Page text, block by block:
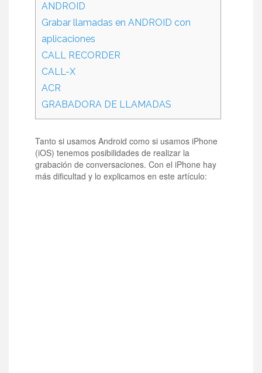
ANDROID
Grabar llamadas en ANDROID con
aplicaciones
CALL RECORDER
CALL-X
ACR
GRABADORA DE LLAMADAS
Tanto si usamos Android como si usamos iPhone
(iOS) tenemos posibilidades de realizar la
grabación de conversaciones. Con el iPhone hay
más dificultad y lo explicamos en este artículo: